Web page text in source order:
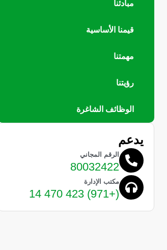
مبادئنا
قيمنا الأساسية
مهمتنا
رؤيتنا
الوظائف الشاغرة
يدعم
الرقم المجاني
80032422
مكتب الإدارة
(+971) 423 470 14